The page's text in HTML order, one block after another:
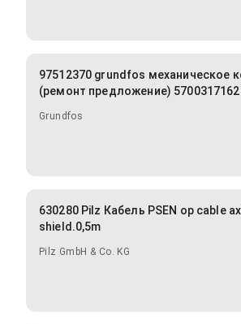
97512370 grundfos механическое
(ремонт предложение)
Grundfos
630280 Pilz Кабель PSEN op cable
shield.0,5m
Pilz GmbH & Co. KG